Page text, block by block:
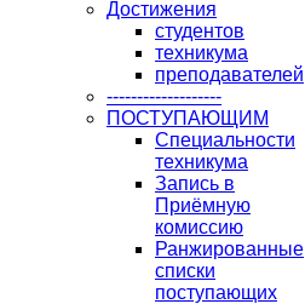
Достижения
студентов
техникума
преподавателей
-------------------
ПОСТУПАЮЩИМ
Специальности
техникума
Запись в
Приёмную
комиссию
Ранжированные
списки
поступающих